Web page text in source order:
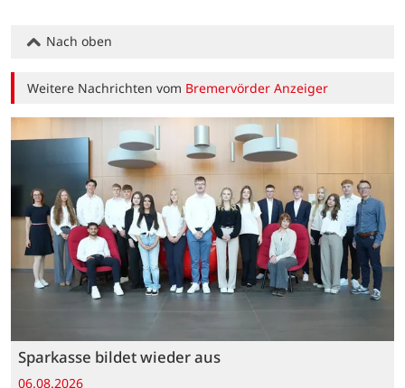
Nach oben
Weitere Nachrichten vom Bremervörder Anzeiger
Sparkasse bildet wieder aus
06.08.2026